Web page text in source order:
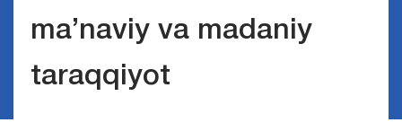
ma’naviy va madaniy
taraqqiyot